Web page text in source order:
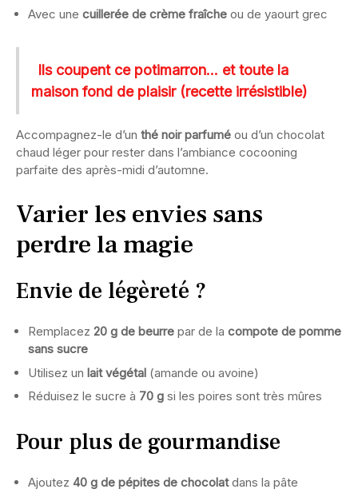
Avec une cuillerée de crème fraîche ou de yaourt grec
Ils coupent ce potimarron… et toute la
maison fond de plaisir (recette irrésistible)
Accompagnez-le d’un thé noir parfumé ou d’un chocolat
chaud léger pour rester dans l’ambiance cocooning
parfaite des après-midi d’automne.
Varier les envies sans
perdre la magie
Envie de légèreté ?
Remplacez 20 g de beurre par de la compote de pomme
sans sucre
Utilisez un lait végétal (amande ou avoine)
Réduisez le sucre à 70 g si les poires sont très mûres
Pour plus de gourmandise
Ajoutez 40 g de pépites de chocolatdans la pâte